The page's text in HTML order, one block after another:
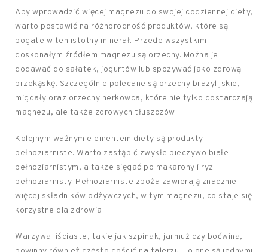
Aby wprowadzić więcej magnezu do swojej codziennej diety,
warto postawić na różnorodność produktów, które są
bogate w ten istotny minerał. Przede wszystkim
doskonałym źródłem magnezu są orzechy. Można je
dodawać do sałatek, jogurtów lub spożywać jako zdrową
przekąskę. Szczególnie polecane są orzechy brazylijskie,
migdały oraz orzechy nerkowca, które nie tylko dostarczają
magnezu, ale także zdrowych tłuszczów.
Kolejnym ważnym elementem diety są produkty
pełnoziarniste. Warto zastąpić zwykłe pieczywo białe
pełnoziarnistym, a także sięgać po makarony i ryż
pełnoziarnisty. Pełnoziarniste zboża zawierają znacznie
więcej składników odżywczych, w tym magnezu, co staje się
korzystne dla zdrowia.
Warzywa liściaste, takie jak szpinak, jarmuż czy boćwina,